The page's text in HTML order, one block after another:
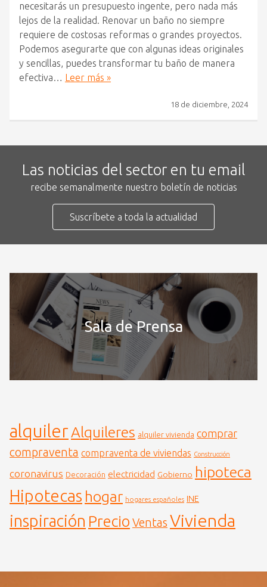
necesitarás un presupuesto ingente, pero nada más
lejos de la realidad. Renovar un baño no siempre
requiere de costosas reformas o grandes proyectos.
Podemos asegurarte que con algunas ideas originales
y sencillas, puedes transformar tu baño de manera
efectiva… Leer más »
18 de diciembre, 2024
Las noticias del sector en tu email
recibe semanalmente nuestro boletín de noticias
Suscríbete a toda la actualidad
Sala de Prensa
alquilerAlquileres alquiler vivienda comprar
compraventa compraventa de viviendas Construcción
coronavirus Decoración electricidad Gobierno hipoteca
Hipotecas hogar hogares españoles INE
inspiración Precio Ventas Vivienda